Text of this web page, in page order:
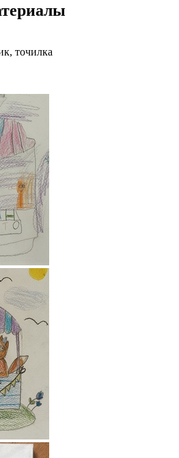
точилка